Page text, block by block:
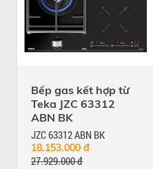
Bếp gas kết hợp từ
Teka JZC 63312
ABN BK
JZC 63312 ABN BK
18.153.000 đ
27.929.000 đ